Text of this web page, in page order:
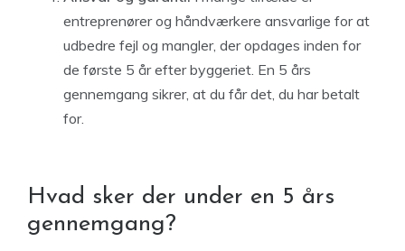
entreprenører og håndværkere ansvarlige for at
udbedre fejl og mangler, der opdages inden for
de første 5 år efter byggeriet. En 5 års
gennemgang sikrer, at du får det, du har betalt
for.
Hvad sker der under en 5 års
gennemgang?